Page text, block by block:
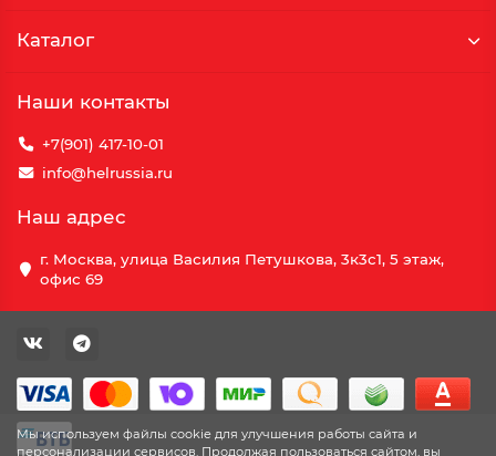
Мы используем файлы cookie для улучшения работы сайта и
персонализации сервисов. Продолжая пользоваться сайтом, вы
Каталог
Наши контакты
+7(901) 417-10-01
info@helrussia.ru
Наш адрес
г. Москва, улица Василия Петушкова, 3к3c1, 5 этаж,
офис 69